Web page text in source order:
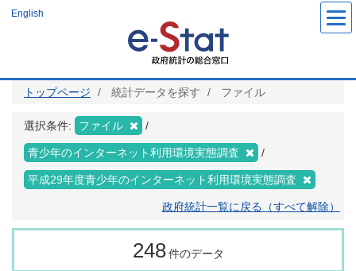
ツ
English
トップページ 統計データを探す ファイル
選択条件: ファイル
青少年のインターネット利用環境実態調査
平成29年度青少年のインターネット利用環境実態調査
政府統計一覧に戻る（すべて解除）
248 件のデータ